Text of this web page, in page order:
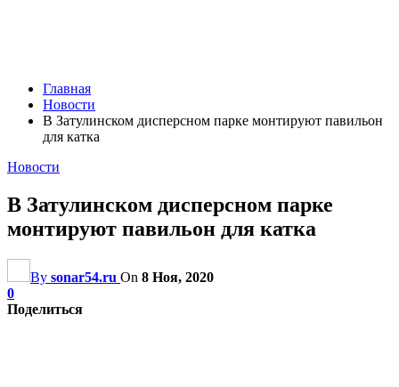
Главная
Новости
В Затулинском дисперсном парке монтируют павильон
для катка
Новости
В Затулинском дисперсном парке
монтируют павильон для катка
By sonar54.ru On 8 Ноя, 2020
0
Поделиться